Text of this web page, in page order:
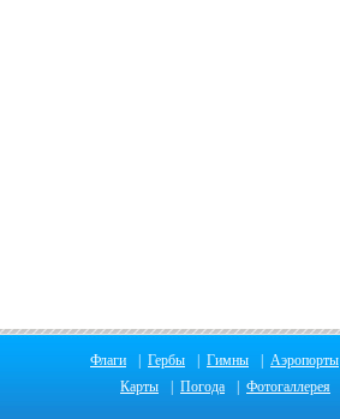
Флаги Гербы Гимны Аэропорты
Карты
Погода Фотогаллерея